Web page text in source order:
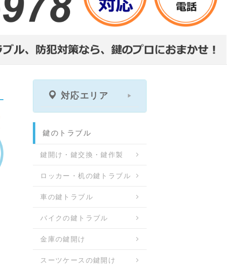
対応エリア
鍵のトラブル
鍵開け・鍵交換・鍵作製
ロッカー・机の鍵トラブル
車の鍵トラブル
バイクの鍵トラブル
金庫の鍵開け
スーツケースの鍵開け